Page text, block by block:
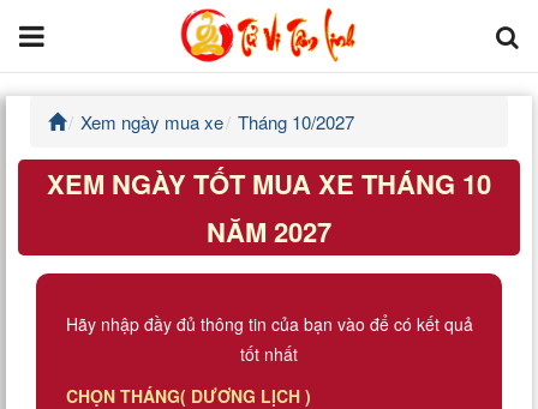
Trang chủ
Tử Vi Đẩu Số
Tử Vi 12 Con Giáp
Xem ngày mua xe Tháng 10/2027
XEM NGÀY TỐT MUA XE THÁNG 10
NĂM 2027
Hãy nhập đầy đủ thông tin của bạn vào để có kết quả
tốt nhất
CHỌN THÁNG( DƯƠNG LỊCH )